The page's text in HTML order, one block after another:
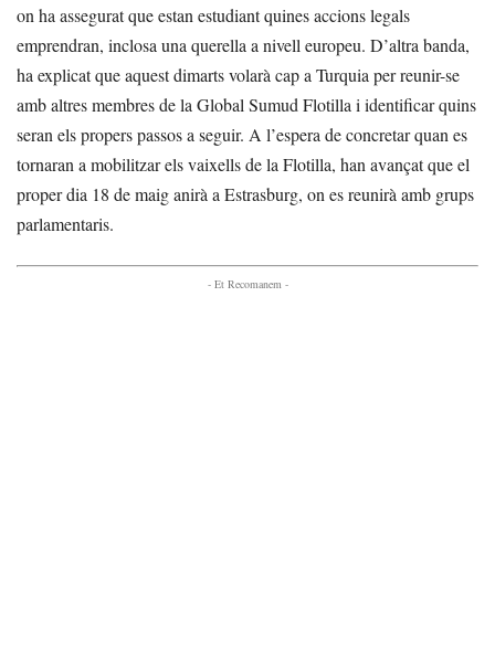
on ha assegurat que estan estudiant quines accions legals
emprendran, inclosa una querella a nivell europeu. D’altra banda,
ha explicat que aquest dimarts volarà cap a Turquia per reunir-se
amb altres membres de la Global Sumud Flotilla i identificar quins
seran els propers passos a seguir. A l’espera de concretar quan es
tornaran a mobilitzar els vaixells de la Flotilla, han avançat que el
proper dia 18 de maig anirà a Estrasburg, on es reunirà amb grups
parlamentaris.
- Et Recomanem -